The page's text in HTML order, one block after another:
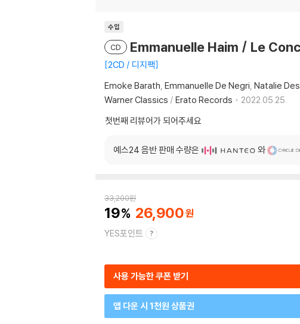
수입
CD Emmanuelle Haim / Le
2CD / 디지팩
Emoke Barath Emmanuelle De Negri Natalie
Warner Classics / Erato Records
2022.05.25.
첫번째 리뷰어가 되어주세요
예스24 음반 판매 수량은 와
33,200원
19 26,900
YES포인트
사용 가능한 쿠폰 받기
앱 다운 시 1천원 상품권